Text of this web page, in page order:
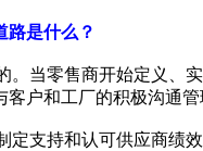
路是什么？
。当零售商开始定义、
客户和工厂的积极沟通
定支持和认可供应商绩